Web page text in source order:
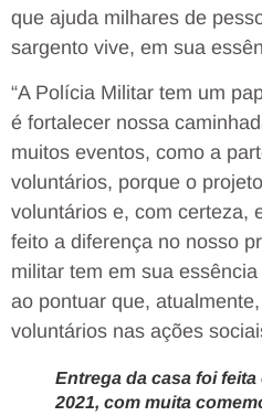
que ajuda milhares de
sargento vive, em sua
“A Polícia Militar tem um
é fortalecer nossa
muitos eventos, como a
voluntários, porque o
voluntários e, com certeza,
feito a diferença no nosso
militar tem em sua
ao pontuar que,
voluntários nas ações
Entrega da casa foi feita
2021, com muita